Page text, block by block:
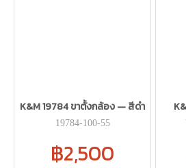
K&M 19784 ขาตั้งกล้อง — สีดำ
19784-100-55
฿2,500